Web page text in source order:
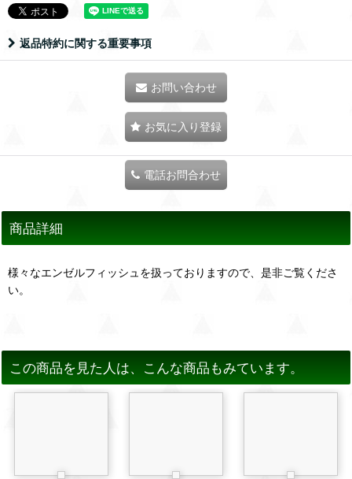
返品特約に関する重要事項
お問い合わせ
お気に入り登録
電話お問合わせ
商品詳細
様々なエンゼルフィッシュを扱っておりますので、是非ご覧くださ
い。
この商品を見た人は、こんな商品もみています。